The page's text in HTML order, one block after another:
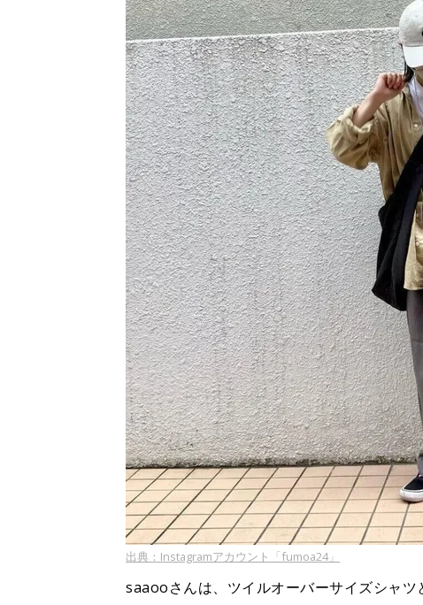
出典：Instagramアカウント「fumoa24」
saaooさんは、ツイルオーバーサイズシャ